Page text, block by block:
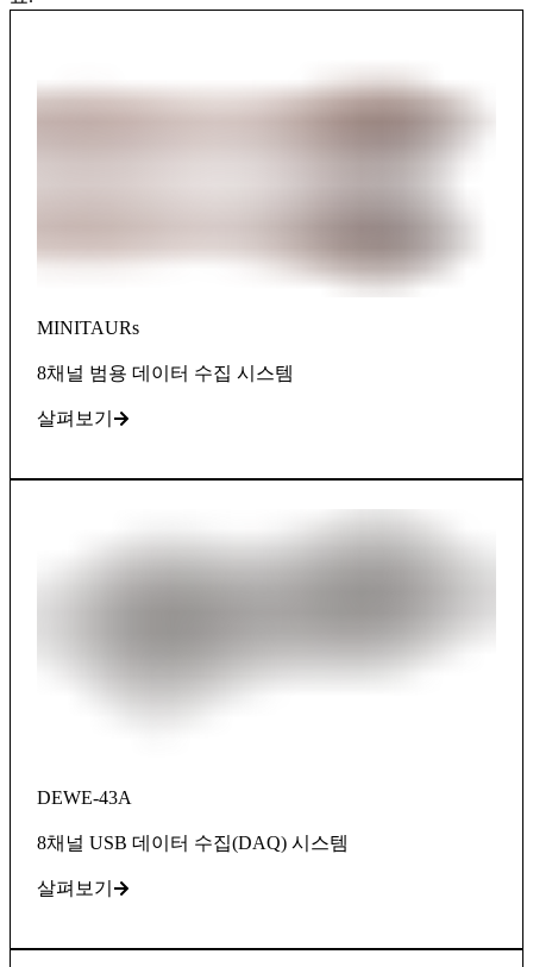
MINITAURs
8채널 범용 데이터 수집 시스템
살펴보기
DEWE-43A
8채널 USB 데이터 수집(DAQ) 시스템
살펴보기